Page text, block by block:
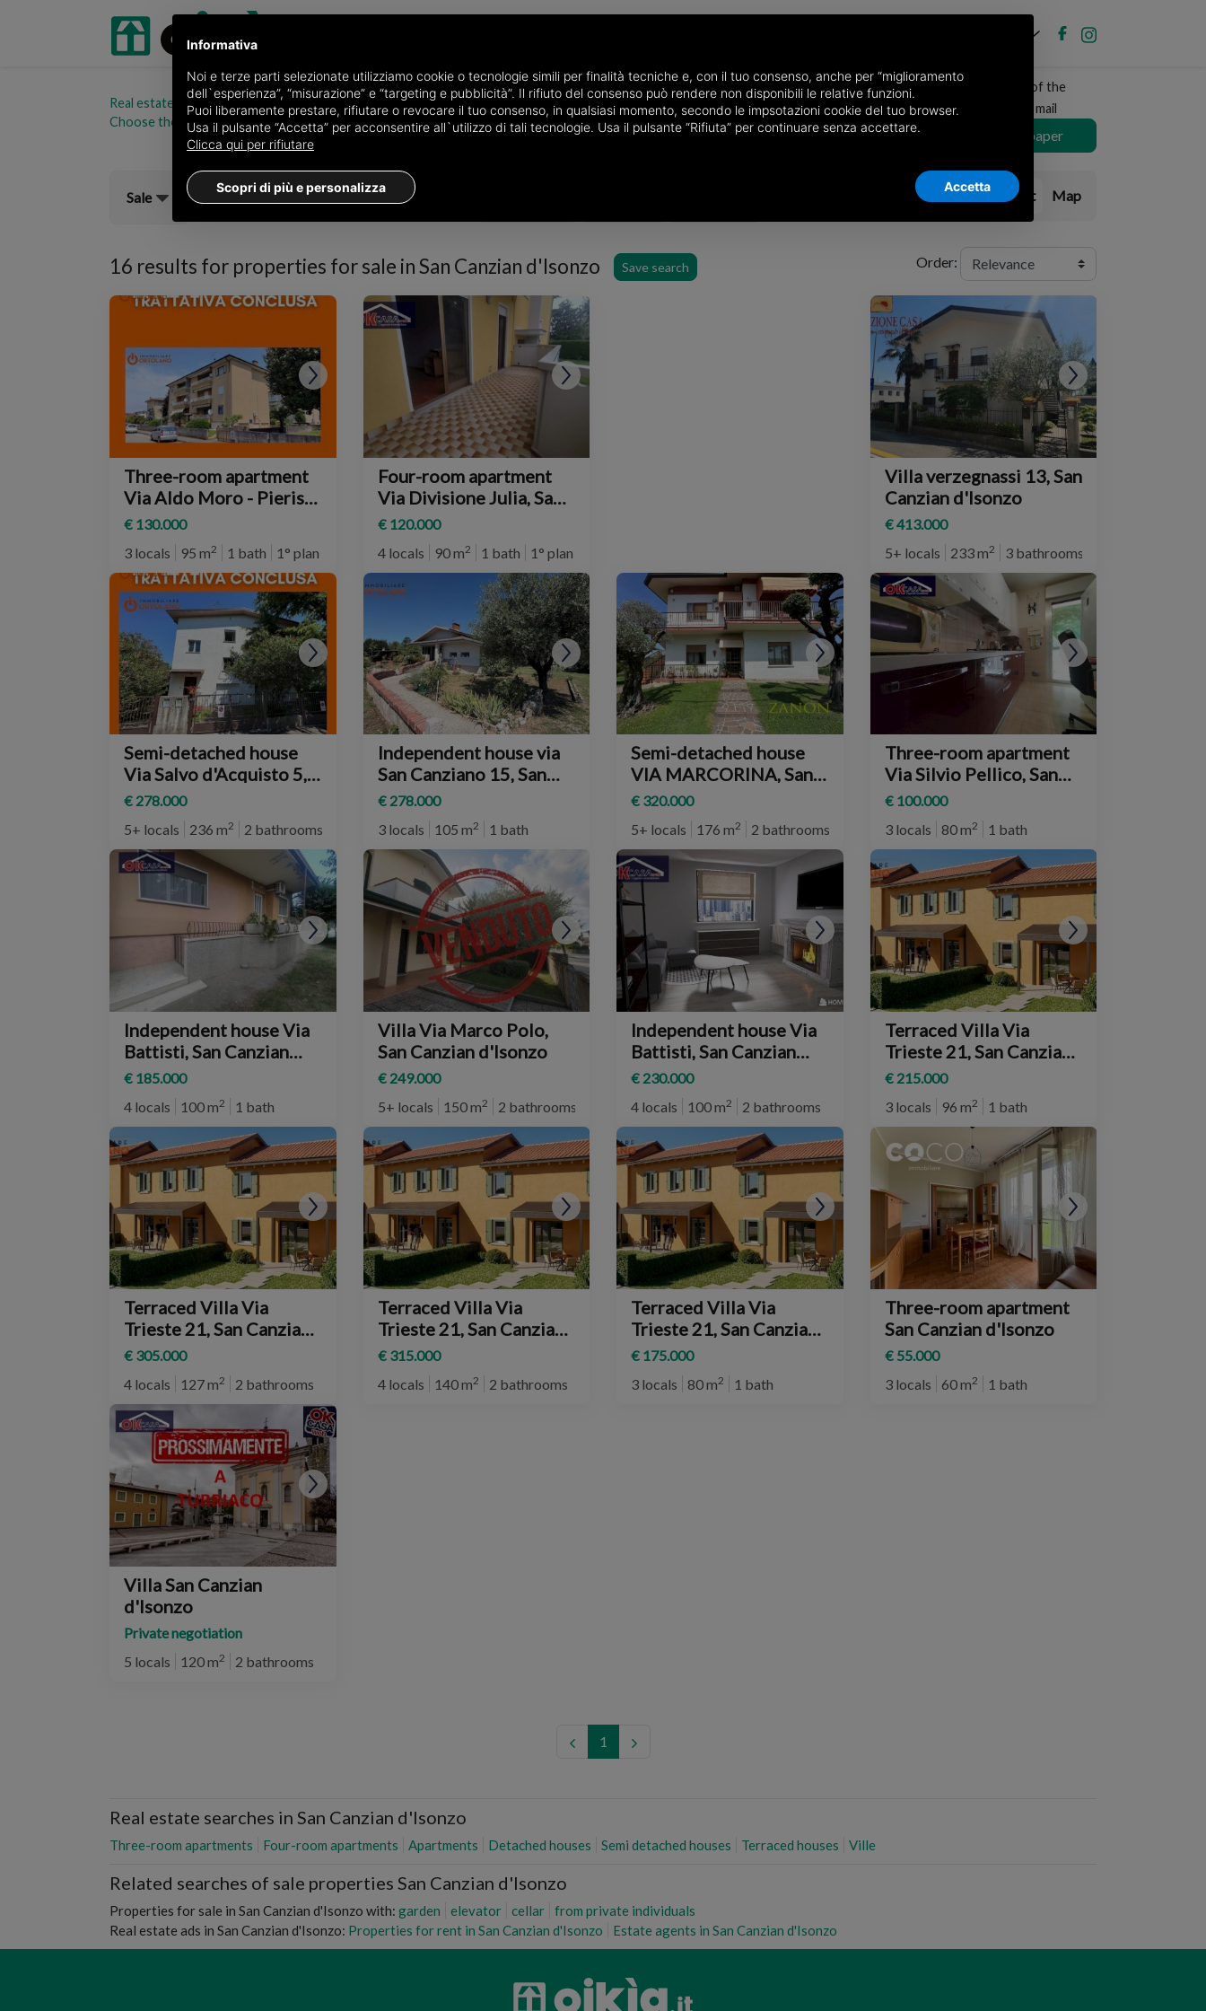
Real estate portal oikia.it Properties for sale in the province of Gorizia
Properties for sale in San Canzian d'Isonzo
Choose the area
Receive a copy of the
newspaper by mail
Choose newspaper
Sale List Map
16 results for properties for sale in San Canzian d'Isonzo Save search Order:
Three-room apartment
Via Aldo Moro - Pieris
15, San Canzian
d'Isonzo
€ 130.000
3 locals
95 m2 1 bath 1° plan
Four-room apartment
Via Divisione Julia, San
Canzian d'Isonzo
€ 120.000
4 locals
90 m2 1 bath 1° plan
Villa verzegnassi 13, San
Canzian d'Isonzo
€ 413.000
5+ locals
233 m2 3 bathrooms
Semi-detached house
Via Salvo d'Acquisto 5,
San Canzian d'Isonzo
€ 278.000
5+ locals
236 m2 2 bathrooms
Independent house via
San Canziano 15, San
Canzian d'Isonzo
€ 278.000
3 locals
105 m2 1 bath
Semi-detached house
VIA MARCORINA, San
Canzian d'Isonzo
€ 320.000
5+ locals
176 m2 2 bathrooms
Three-room apartment
Via Silvio Pellico, San
Canzian d'Isonzo
€ 100.000
3 locals
80 m2 1 bath
Independent house Via
Battisti, San Canzian
d'Isonzo
€ 185.000
4 locals
100 m2 1 bath
Villa Via Marco Polo,
San Canzian d'Isonzo
€ 249.000
5+ locals
150 m2 2 bathrooms
Independent house Via
Battisti, San Canzian
d'Isonzo
€ 230.000
4 locals
100 m2 2 bathrooms
Terraced Villa Via
Trieste 21, San Canzian
d'Isonzo
€ 215.000
3 locals
96 m2 1 bath
Terraced Villa Via
Trieste 21, San Canzian
d'Isonzo
€ 305.000
4 locals
127 m2 2 bathrooms
Terraced Villa Via
Trieste 21, San Canzian
d'Isonzo
€ 315.000
4 locals
140 m2 2 bathrooms
Terraced Villa Via
Trieste 21, San Canzian
d'Isonzo
€ 175.000
3 locals
80 m2 1 bath
Three-room apartment
San Canzian d'Isonzo
€ 55.000
3 locals
60 m2 1 bath
Villa San Canzian
d'Isonzo
Private negotiation
5 locals
120 m2 2 bathrooms
1
Real estate searches in San Canzian d'Isonzo
Three-room apartments Four-room apartments Apartments Detached houses Semi detached houses Terraced houses Ville
Related searches of sale properties San Canzian d'Isonzo
Properties for sale in San Canzian d'Isonzo with: garden elevator cellar
from private individuals
Real estate ads in San Canzian d'Isonzo: Properties for rent in San Canzian d'Isonzo Estate agents in San Canzian d'Isonzo
Informativa
Noi e terze parti selezionate utilizziamo cookie o tecnologie simili per finalità tecniche e, con il tuo consenso, anche per “miglioramento
dell`esperienza”, “misurazione” e “targeting e pubblicità”. Il rifiuto del consenso può rendere non disponibili le relative funzioni.
Puoi liberamente prestare, rifiutare o revocare il tuo consenso, in qualsiasi momento, secondo le impsotazioni cookie del tuo browser.
Usa il pulsante “Accetta” per acconsentire all`utilizzo di tali tecnologie. Usa il pulsante “Rifiuta” per continuare senza accettare.
Clicca qui per rifiutare
Scopri di più e personalizza Accetta